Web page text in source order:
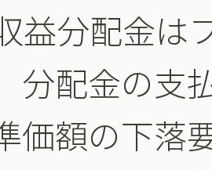
益分配金は
分配金の支
価額の下落